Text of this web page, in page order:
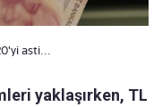
asti...
yaklaşırken, TL